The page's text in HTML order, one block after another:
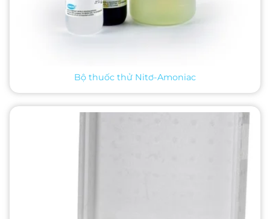
Bộ thuốc thử Nitơ-Amoniac